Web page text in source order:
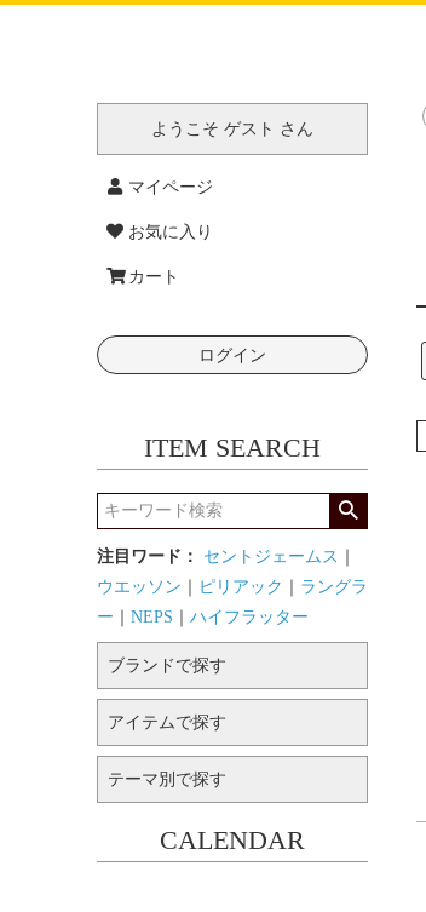
ようこそ ゲスト さん
マイページ
お気に入り
カート
ログイン
ITEM SEARCH
注目ワード： セントジェームス ｜
ウエッソン ｜ ピリアック ｜ ラングラ
ー ｜ NEPS ｜ ハイフラッター
ブランドで探す
アイテムで探す
テーマ別で探す
CALENDAR